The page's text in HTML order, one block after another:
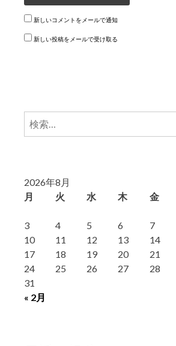
新しいコメントをメールで通知
新しい投稿をメールで受け取る
検
2026年8月
月
火 水 木 金
« 2月
3
4 5 6 7
10
11 12 13 14
17
18 19 20 21
24
25 26 27 28
31